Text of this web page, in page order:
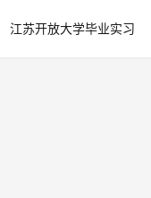
江苏开放大学毕业实习